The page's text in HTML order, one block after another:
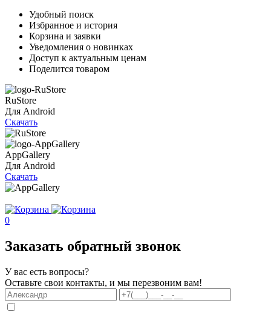
Удобный поиск
Избранное и история
Корзина и заявки
Уведомления о новинках
Доступ к актуальным ценам
Поделится товаром
RuStore
Для Android
Скачать
AppGallery
Для Android
Скачать
0
Заказать обратный звонок
У вас есть вопросы?
Оставьте свои контакты, и мы перезвоним вам!